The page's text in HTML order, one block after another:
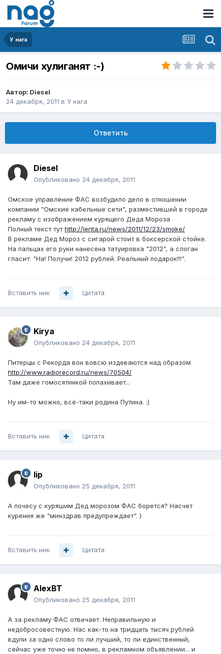
У нага
Омичи хулиганят :-)
Автор: Diesel
24 декабря, 2011 в У нага
Ответить
Diesel
Опубликовано 24 декабря, 2011
Омское управление ФАС возбудило дело в отношении
компании "Омские кабельные сети", разместившей в городе
рекламу с изображением курящего Деда Мороза
Полный текст тутhttp://lenta.ru/news/2011/12/23/smoke/
В рекламе Дед Мороз с сигарой стоит в боксерской стойке.
На пальцах его руки нанесена татуировка "2012", а слоган
гласит: "На! Получи! 2012 рублей. Реальный подарок!!!".
Вставить ник Цитата
Kirya
Опубликовано 24 декабря, 2011
Питерцы с Рекорда вон вовсю издеваются над образом
http://www.radiorecord.ru/news/70504/
Там даже гомосятинкой попахивает...
Ну им-то можно, всё-таки родина Путина. :)
Вставить ник Цитата
lip
Опубликовано 25 декабря, 2011
А почесу с куряшим Дед морозом ФАС борется? Насчет
курения же "минздрав предупреждает". )
Вставить ник Цитата
AlexBT
Опубликовано 25 декабря, 2011
А за рекламу ФАС отвечает. Неправильную и
недобросовестную. Нас как-то на тридцать тысяч рублей
вдули за одно слово то ли лучший, то ли единственный,
сейчас уже точно не помню, в рекламном объявлении... и